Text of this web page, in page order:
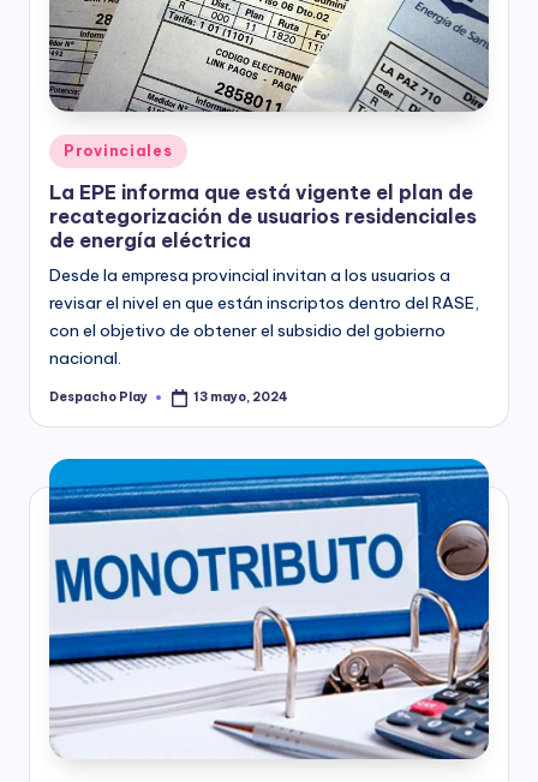
y
Posted
in
Provinciales
La EPE informa que está vigente el plan de
recategorización de usuarios residenciales
de energía eléctrica
Desde la empresa provincial invitan a los usuarios a
revisar el nivel en que están inscriptos dentro del RASE,
con el objetivo de obtener el subsidio del gobierno
nacional.
Posted
Despacho Play 13 mayo, 2024